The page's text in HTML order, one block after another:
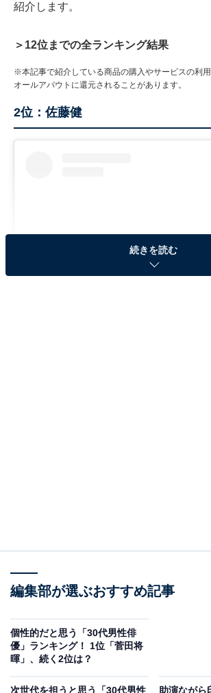
紹介します。
＞12位までの全ランキング結果
※本記事で紹介している商品の購入やサービスの利
オールアバウトに還元されることがあります。
2位：佐藤健
し、さわやかなルックスで人気を獲得。
『ROOKIES』（TBS系）やNHKの大河
ていきます。
め、『バクマン。』『亜人』『護られ
続きを読む
編集部が選ぶおすすめ記事
個性的だと思う「30代男性俳
優」ランキング！ 1位「菅田将
暉」、続く2位は？
次世代を担うと思う「30代男性
助演ながら